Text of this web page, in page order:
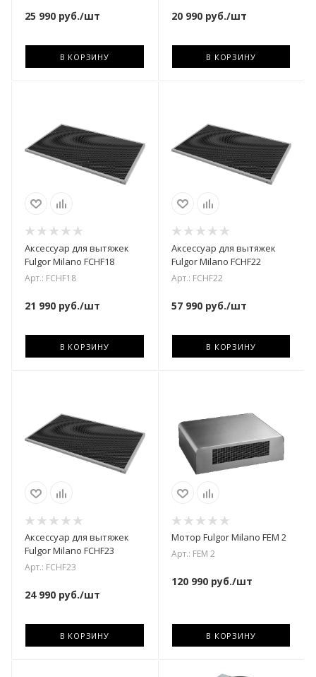
25 990 руб./шт
В КОРЗИНУ
20 990руб./шт
В КОРЗИНУ
Аксессуар для вытяжек
Fulgor Milano FCHF18
Арт.: FCHF18
21 990 руб./шт
В КОРЗИНУ
Аксессуар для вытяжек
Fulgor Milano FCHF22
Арт.: FCHF22
57 990руб./шт
В КОРЗИНУ
Аксессуар для вытяжек
Fulgor Milano FCHF23
Арт.: FCHF23
24 990 руб./шт
В КОРЗИНУ
Мотор Fulgor Milano FEM 2
Арт.: FEM 2
120 990руб./шт
В КОРЗИНУ